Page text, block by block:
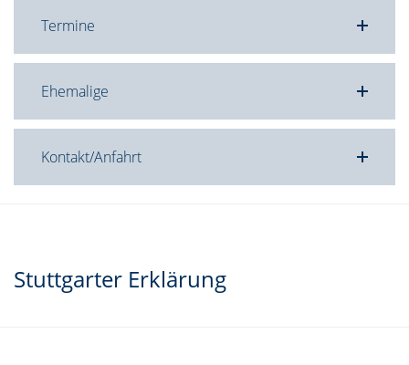
Termine
Ehemalige
Kontakt/Anfahrt
Stuttgarter Erklärung